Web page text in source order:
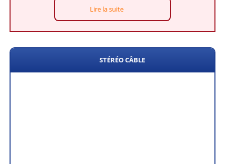
Lire la suite
STÉRÉO CÂBLE